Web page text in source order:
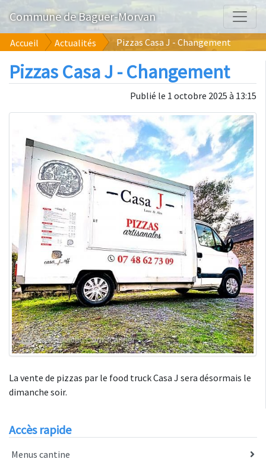
Commune de Baguer-Morvan
Accueil Actualités Pizzas Casa J - Changement
Pizzas Casa J - Changement
Publié le 1 octobre 2025 à 13:15
La vente de pizzas par le food truck Casa J sera désormais le
dimanche soir.
Accès rapide
Menus cantine